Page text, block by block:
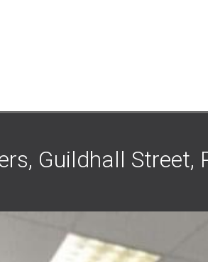
Guildhall Street,